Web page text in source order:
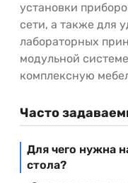
установки
сети, а также для
лабораторных
модульной
комплексную
Часто
Для чего нужна
стола?